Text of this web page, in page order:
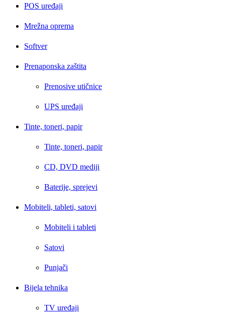
POS uređaji
Mrežna oprema
Softver
Prenaponska zaštita
Prenosive utičnice
UPS uređaji
Tinte, toneri, papir
Tinte, toneri, papir
CD, DVD mediji
Baterije, sprejevi
Mobiteli, tableti, satovi
Mobiteli i tableti
Satovi
Punjači
Bijela tehnika
TV uređaji